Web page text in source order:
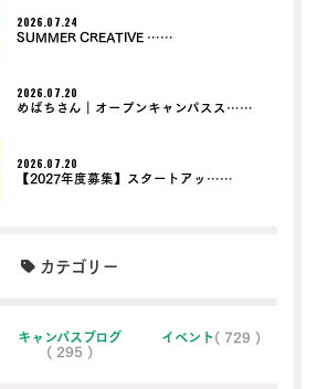
2026.07.24
SUMMER CREATIVE ……
2026.07.20
めばちさん｜オープンキャンパスス……
2026.07.20
【2027年度募集】スタートアッ……
カテゴリー
キャンパスブログ
( 295 )
イベント ( 729 )